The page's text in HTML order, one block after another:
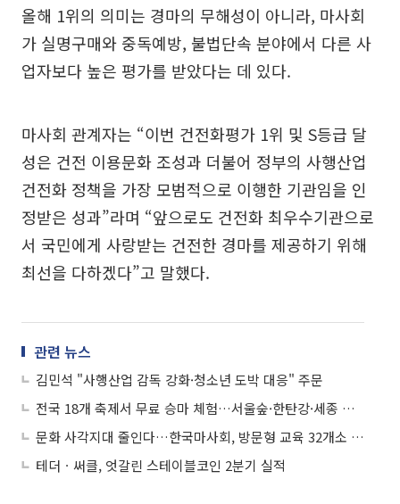
올해 1위의 의미는 경마의 무해성이 아니라, 마사회
가 실명구매와 중독예방, 불법단속 분야에서 다른 사
업자보다 높은 평가를 받았다는 데 있다.
마사회 관계자는 “이번 건전화평가 1위 및 S등급 달
성은 건전 이용문화 조성과 더불어 정부의 사행산업
건전화 정책을 가장 모범적으로 이행한 기관임을 인
정받은 성과”라며 “앞으로도 건전화 최우수기관으로
서 국민에게 사랑받는 건전한 경마를 제공하기 위해
최선을 다하겠다”고 말했다.
관련 뉴스
김민석 "사행산업 감독 강화·청소년 도박 대응" 주문
전국 18개 축제서 무료 승마 체험…서울숲·한탄강·세종 한글축제 찾는다
문화 사각지대 줄인다…한국마사회, 방문형 교육 32개소 공모
테더ㆍ써클, 엇갈린 스테이블코인 2분기 실적